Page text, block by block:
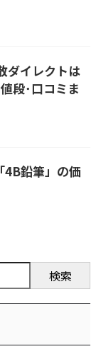
ダイレクトは
段･口コミま
鉛筆」の価
検索